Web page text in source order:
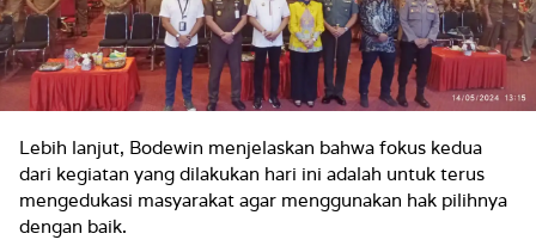
Lebih lanjut, Bodewin menjelaskan bahwa fokus kedua
dari kegiatan yang dilakukan hari ini adalah untuk terus
mengedukasi masyarakat agar menggunakan hak pilihnya
dengan baik.